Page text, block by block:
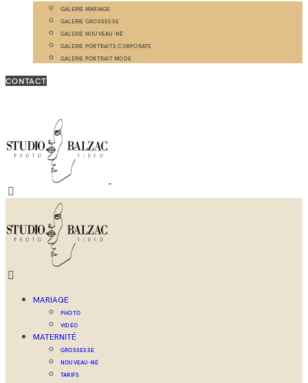
GALERIE MARIAGE
GALERIE GROSSESSE
GALERIE NOUVEAU-NÉ
GALERIE PORTRAITS CORPORATE
GALERIE PORTRAIT MODE
CONTACT
MARIAGE
PHOTO
VIDÉO
MATERNITÉ
GROSSESSE
NOUVEAU-NÉ
TARIFS